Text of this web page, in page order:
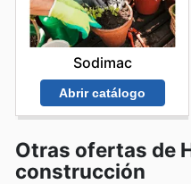
Sodimac
Abrir catálogo
Otras ofertas de
construcción